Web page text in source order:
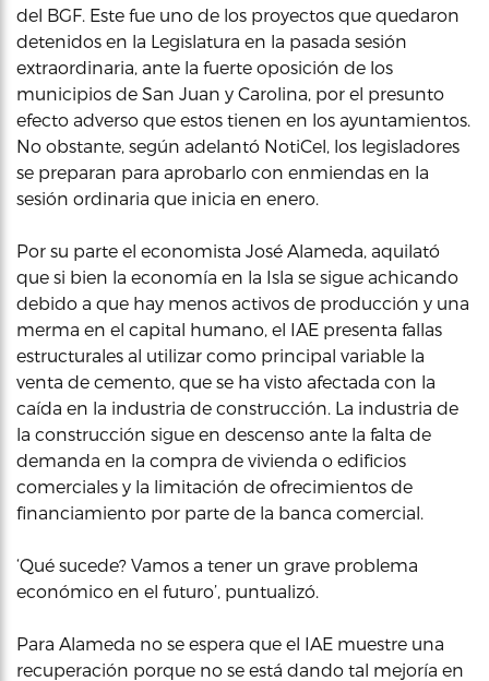
del BGF. Este fue uno de los proyectos que quedaron
detenidos en la Legislatura en la pasada sesión
extraordinaria, ante la fuerte oposición de los
municipios de San Juan y Carolina, por el presunto
efecto adverso que estos tienen en los ayuntamientos.
No obstante, según adelantó NotiCel, los legisladores
se preparan para aprobarlo con enmiendas en la
sesión ordinaria que inicia en enero.
Por su parte el economista José Alameda, aquilató
que si bien la economía en la Isla se sigue achicando
debido a que hay menos activos de producción y una
merma en el capital humano, el IAE presenta fallas
estructurales al utilizar como principal variable la
venta de cemento, que se ha visto afectada con la
caída en la industria de construcción. La industria de
la construcción sigue en descenso ante la falta de
demanda en la compra de vivienda o edificios
comerciales y la limitación de ofrecimientos de
financiamiento por parte de la banca comercial.
‘Qué sucede? Vamos a tener un grave problema
económico en el futuro’, puntualizó.
Para Alameda no se espera que el IAE muestre una
recuperación porque no se está dando tal mejoría en